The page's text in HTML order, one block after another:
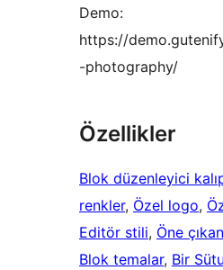
Demo:
https://
-photography/
Özellikler
Blok düzenleyici
renkler, Özel logo,
Editör stili, Öne
Blok temalar, Bir